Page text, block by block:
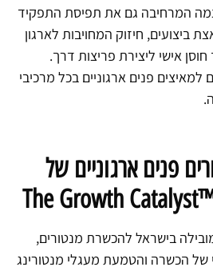
המרחיבה גם את תפיסת התפקיד
ביצועים, חיזוק המחויבות לארגון
אישי ליצירת פריצות דרך.
פנים ארגוניים בכל מרכיבי
פנים ארגוניים של
The Growth Catalyst
בישראל להכשרת מנטורים,
של הכשרה והטמעת מעגלי מנטורינג